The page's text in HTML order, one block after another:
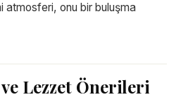
atmosferi, onu bir buluşma
Lezzet Önerileri